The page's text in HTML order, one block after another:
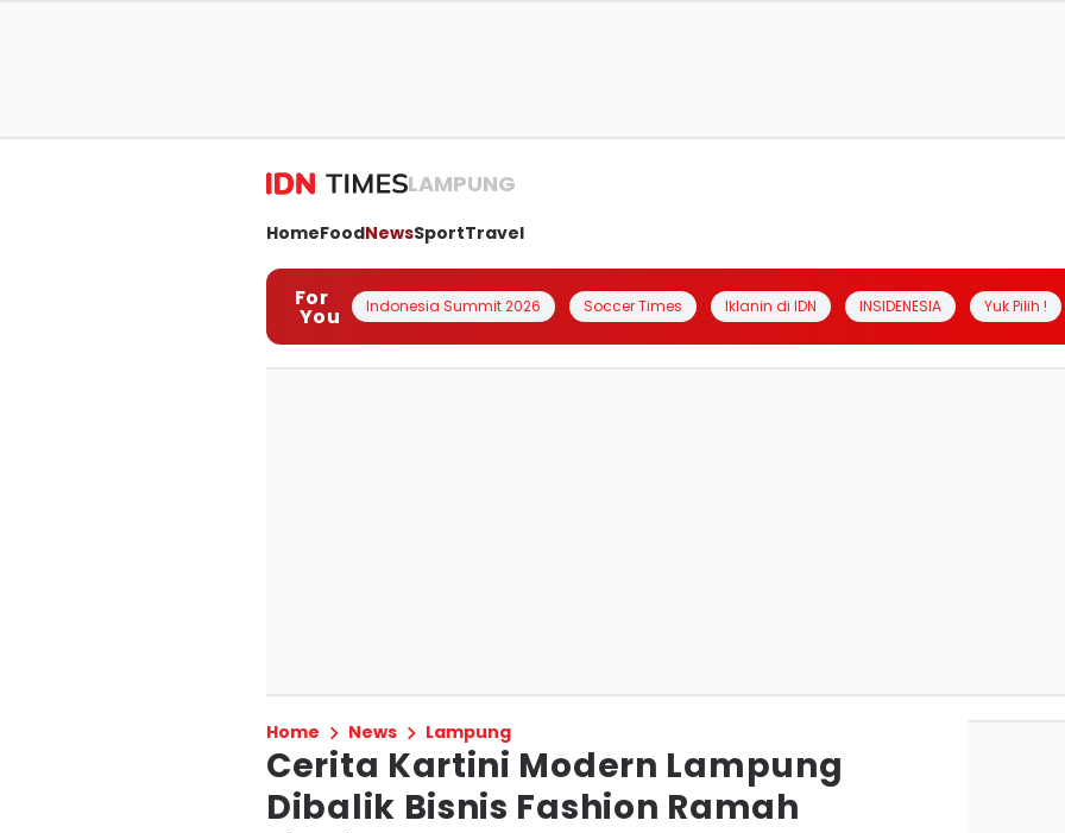
LAMPUNG
HomeFoodNewsSportTravel
For
You Indonesia Summit 2026 Soccer Times Iklanin di IDN INSIDENESIA Yuk Pilih !
Home News Lampung
Cerita Kartini Modern Lampung
Dibalik Bisnis Fashion Ramah